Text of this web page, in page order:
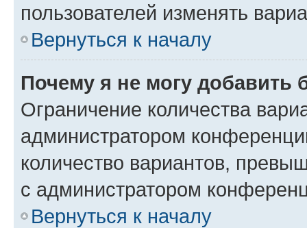
пользователей изменять
Вернуться к началу
Почему я не могу добавить
Ограничение количества
администратором
количество вариантов,
с администратором
Вернуться к началу